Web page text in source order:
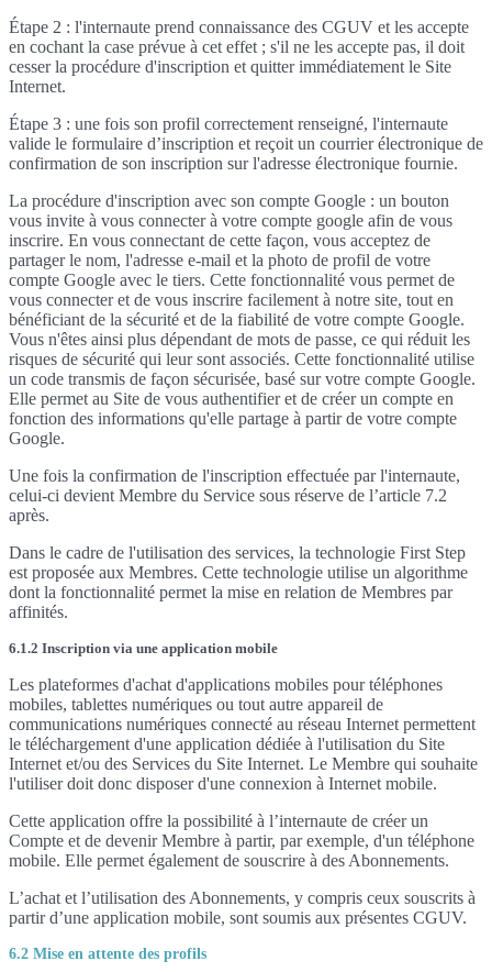
Étape 2 : l'internaute prend connaissance des CGUV et les accepte
en cochant la case prévue à cet effet ; s'il ne les accepte pas, il doit
cesser la procédure d'inscription et quitter immédiatement le Site
Internet.
Étape 3 : une fois son profil correctement renseigné, l'internaute
valide le formulaire d’inscription et reçoit un courrier électronique de
confirmation de son inscription sur l'adresse électronique fournie.
La procédure d'inscription avec son compte Google : un bouton
vous invite à vous connecter à votre compte google afin de vous
inscrire. En vous connectant de cette façon, vous acceptez de
partager le nom, l'adresse e-mail et la photo de profil de votre
compte Google avec le tiers. Cette fonctionnalité vous permet de
vous connecter et de vous inscrire facilement à notre site, tout en
bénéficiant de la sécurité et de la fiabilité de votre compte Google.
Vous n'êtes ainsi plus dépendant de mots de passe, ce qui réduit les
risques de sécurité qui leur sont associés. Cette fonctionnalité utilise
un code transmis de façon sécurisée, basé sur votre compte Google.
Elle permet au Site de vous authentifier et de créer un compte en
fonction des informations qu'elle partage à partir de votre compte
Google.
Une fois la confirmation de l'inscription effectuée par l'internaute,
celui-ci devient Membre du Service sous réserve de l’article 7.2
après.
Dans le cadre de l'utilisation des services, la technologie First Step
est proposée aux Membres. Cette technologie utilise un algorithme
dont la fonctionnalité permet la mise en relation de Membres par
affinités.
6.1.2 Inscription via une application mobile
Les plateformes d'achat d'applications mobiles pour téléphones
mobiles, tablettes numériques ou tout autre appareil de
communications numériques connecté au réseau Internet permettent
le téléchargement d'une application dédiée à l'utilisation du Site
Internet et/ou des Services du Site Internet. Le Membre qui souhaite
l'utiliser doit donc disposer d'une connexion à Internet mobile.
Cette application offre la possibilité à l’internaute de créer un
Compte et de devenir Membre à partir, par exemple, d'un téléphone
mobile. Elle permet également de souscrire à des Abonnements.
L’achat et l’utilisation des Abonnements, y compris ceux souscrits à
partir d’une application mobile, sont soumis aux présentes CGUV.
6.2 Mise en attente des profils